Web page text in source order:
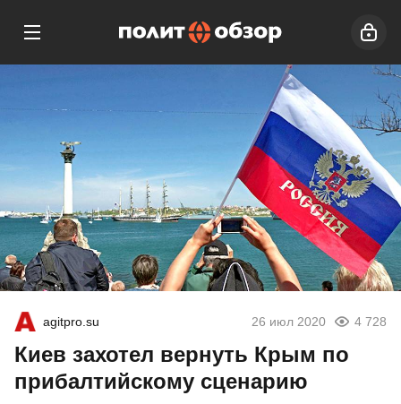
agitpro.su 26 июл 2020 4 728
Киев захотел вернуть Крым по
прибалтийскому сценарию